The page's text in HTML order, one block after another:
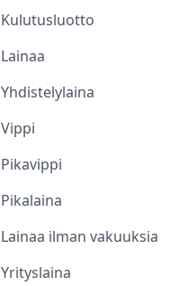
Kulutusluotto
Lainaa
Yhdistelylaina
Vippi
Pikavippi
Pikalaina
Lainaa ilman vakuuksia
Yrityslaina